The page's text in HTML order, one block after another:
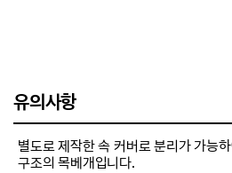
유의사항
별도로 제작한 속 커버로 분리가 가능
구조의 목베개입니다.